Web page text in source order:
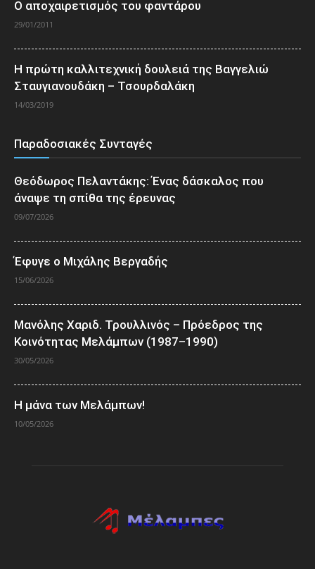
Ο αποχαιρετισμός του φαντάρου
29/01/2011
Η πρώτη καλλιτεχνική δουλειά της Βαγγελιώ
Σταυγιανουδάκη – Τσουρδαλάκη
14/03/2019
Παραδοσιακές Συνταγές
Θεόδωρος Πελαντάκης: Ένας δάσκαλος που
άναψε τη σπίθα της έρευνας
09/07/2026
Έφυγε ο Μιχάλης Βεργαδής
15/06/2026
Μανόλης Χαριδ. Τρουλλινός – Πρόεδρος της
Κοινότητας Μελάμπων (1987–1990)
30/05/2026
Η μάνα των Μελάμπων!
10/05/2026